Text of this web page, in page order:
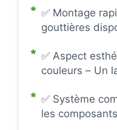
pluie et
et les toits de
✅ Montage
gouttières
sans problème
✅ Aspect
couleurs – Un
d'assortir les
la façade et du
✅ Système
les